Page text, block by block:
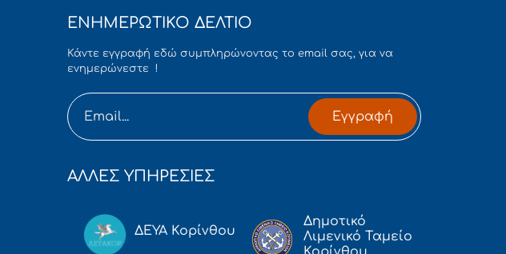
ΕΝΗΜΕΡΩΤΙΚΟ ΔΕΛΤΙΟ
Κάντε εγγραφή εδώ συμπληρώνοντας το email σας, για να
ενημερώνεστε !
Εγγραφή
ΑΛΛΕΣ ΥΠΗΡΕΣΙΕΣ
ΔΕΥΑ Κορίνθου
Δημοτικό
Λιμενικό Ταμείο